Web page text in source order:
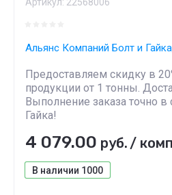
Альянс Компаний Болт и
Предоставляем скидку в
продукции от 1 тонны.
Выполнение заказа точно в
Гайка!
В наличии 1000
4 079.00 руб. /